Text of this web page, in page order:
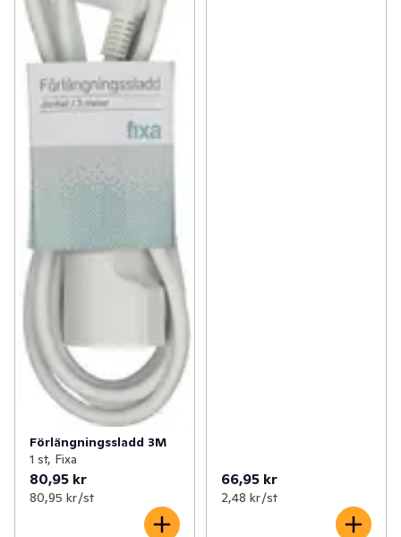
Förlängningssladd 3M
1 st, Fixa
80,95 kr
80,95 kr /st
66,95 kr
2,48 kr /st